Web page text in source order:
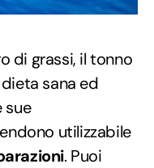
di grassi, il tonno
sana ed
sue
utilizzabile
. Puoi